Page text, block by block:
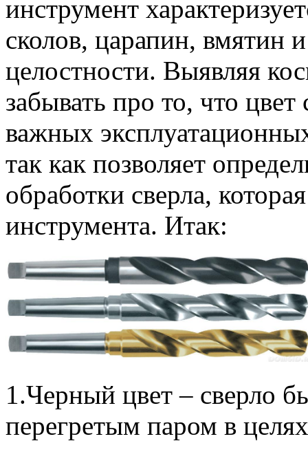
инструмент
сколов, царапин,
целостности. Выявляя
забывать про то, что цвет
важных
так как позволяет
обработки сверла,
инструмента. Итак:
1.Черный цвет – сверло
перегретым паром в